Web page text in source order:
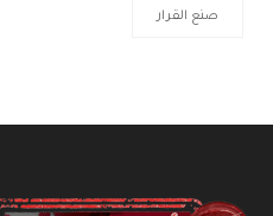
صنع القرار